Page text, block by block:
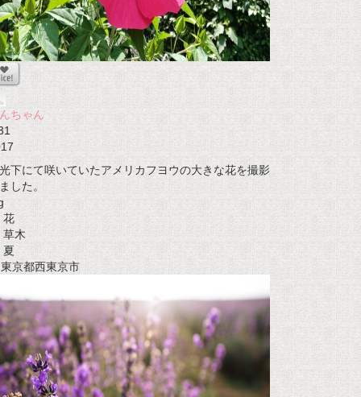
ちゃん
下にて咲いていたアメリカフヨウの大きな花を撮影
した。
花
草木
夏
京都西東京市